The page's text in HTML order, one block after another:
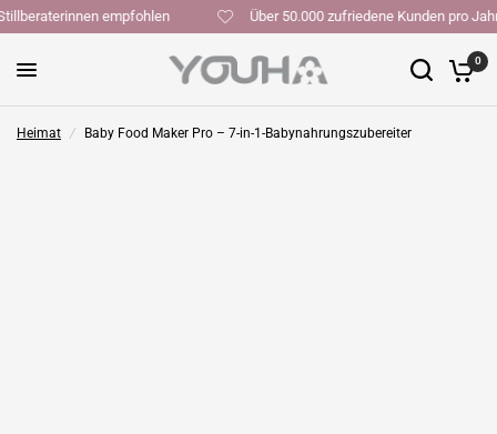
Stillberaterinnen empfohlen Über 50.000 zufriedene Kunden pro
0
Heimat / Baby Food Maker Pro – 7-in-1-Babynahrungszubereiter